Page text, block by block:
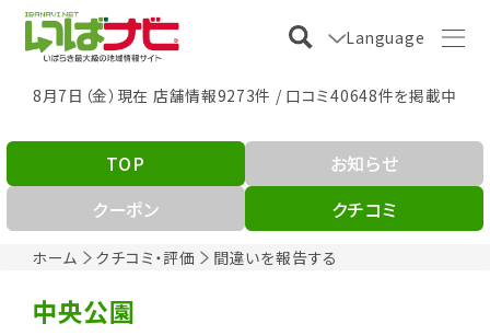
Language
8月7日（金）現在 店舗情報9273件 / 口コミ40648件を掲載中
ホーム クチコミ・評価 間違いを報告する
TOP
お知らせ
クーポン
クチコミ
中央公園